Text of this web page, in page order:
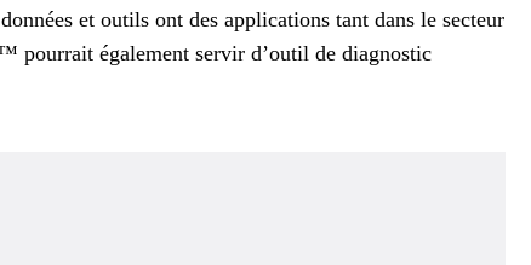
et outils ont des applications tant dans le secteur
pourrait également servir d’outil de diagnostic